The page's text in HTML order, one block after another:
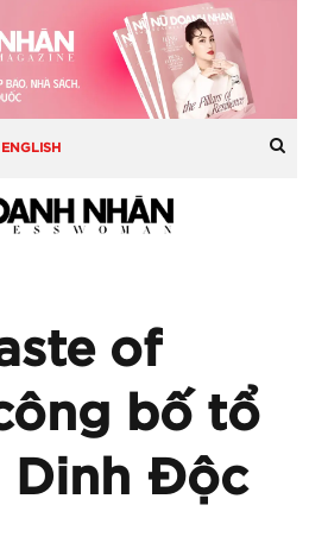
| ENGLISH
of
bố tổ
Dinh Độc